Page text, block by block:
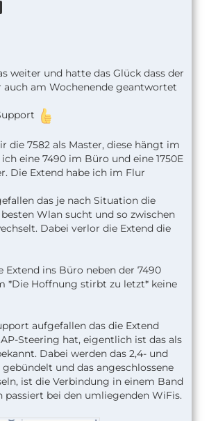
weiter und hatte das Glück dass der
am Wochenende geantwortet
die 7582 als Master, diese hängt im
eine 7490 im Büro und eine 1750E
Die Extend habe ich im Flur
das je nach Situation die
Wlan sucht und so zwischen
Dabei verlor die Extend die
Extend ins Büro neben der 7490
*Die Hoffnung stirbt zu letzt* keine
aufgefallen das die Extend
Steering hat, eigentlich ist das als
Dabei werden das 2,4- und
gebündelt und das angeschlossene
ist die Verbindung in einem Band
passiert bei den umliegenden WiFis.